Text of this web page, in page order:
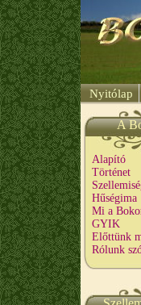
Nyitólap
A
Alapító
Történet
Hűségima
Mi a
GYIK
Előttünk
Rólunk